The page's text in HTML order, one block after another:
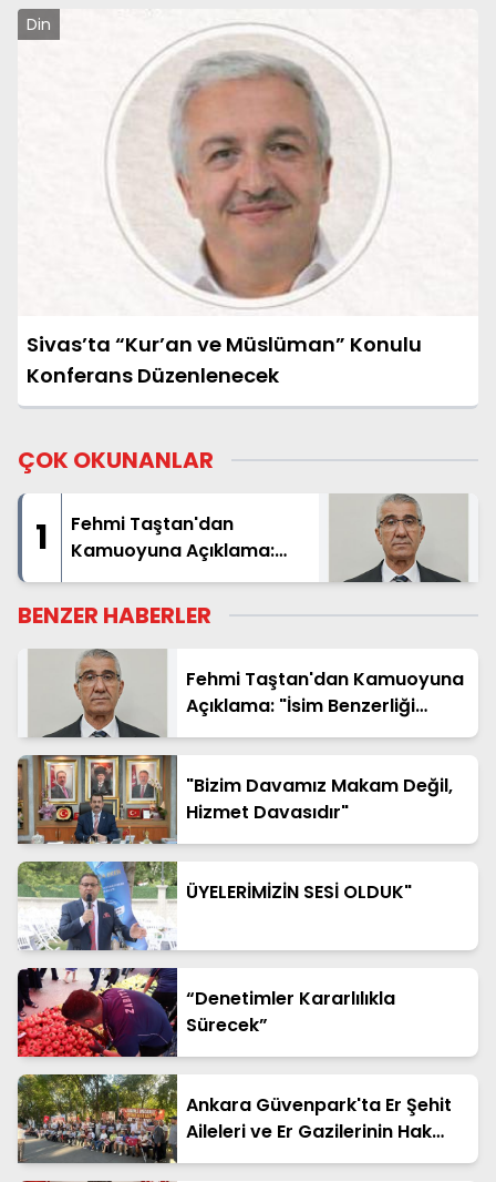
Din
Sivas’ta “Kur’an ve Müslüman” Konulu
Konferans Düzenlenecek
ÇOK OKUNANLAR
1
Fehmi Taştan'dan
Kamuoyuna Açıklama:
"İsim Benzerliği Nedeniyle
Hatalı Haberde Yer Aldım"
BENZER HABERLER
Fehmi Taştan'dan Kamuoyuna
Açıklama: "İsim Benzerliği
Nedeniyle Hatalı Haberde Yer
"Bizim Davamız Makam Değil,
Hizmet Davasıdır"
ÜYELERİMİZİN SESİ OLDUK"
“Denetimler Kararlılıkla
Sürecek”
Ankara Güvenpark'ta Er Şehit
Aileleri ve Er Gazilerinin Hak
Arayışı Sürüyor